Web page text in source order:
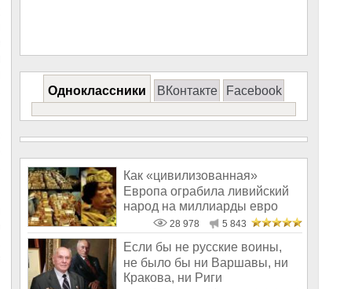
Одноклассники ВКонтакте Facebook
Как «цивилизованная»
Европа ограбила ливийский
народ на миллиарды евро
28 978 5 843
Если бы не русские воины,
не было бы ни Варшавы, ни
Кракова, ни Риги